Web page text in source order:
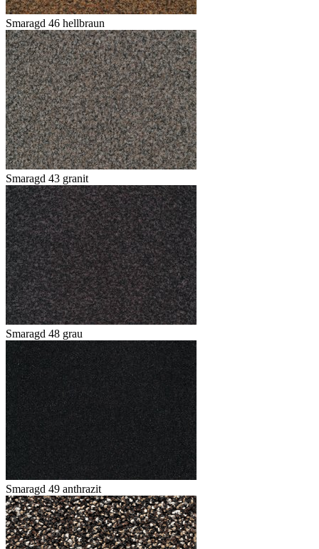
Smaragd 46 hellbraun
Smaragd 43 granit
Smaragd 48 grau
Smaragd 49 anthrazit